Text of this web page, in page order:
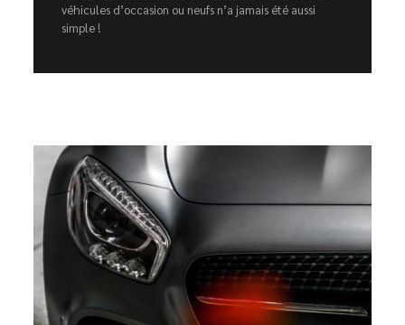
véhicules d’occasion ou neufs n’a jamais été aussi
simple !